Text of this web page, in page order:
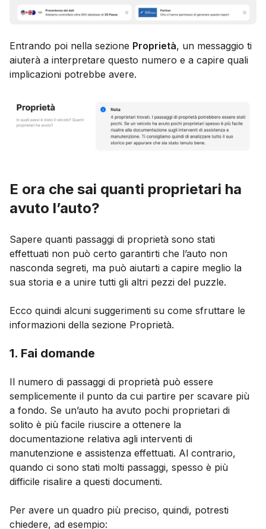
Entrando poi nella sezione Proprietà, un messaggio ti
aiuterà a interpretare questo numero e a capire quali
implicazioni potrebbe avere.
E ora che sai quanti proprietari ha
avuto l’auto?
Sapere quanti passaggi di proprietà sono stati
effettuati non può certo garantirti che l’auto non
nasconda segreti, ma può aiutarti a capire meglio la
sua storia e a unire tutti gli altri pezzi del puzzle.
Ecco quindi alcuni suggerimenti su come sfruttare le
informazioni della sezione Proprietà.
1. Fai domande
Il numero di passaggi di proprietà può essere
semplicemente il punto da cui partire per scavare più
a fondo. Se un’auto ha avuto pochi proprietari di
solito è più facile riuscire a ottenere la
documentazione relativa agli interventi di
manutenzione e assistenza effettuati. Al contrario,
quando ci sono stati molti passaggi, spesso è più
difficile risalire a questi documenti.
Per avere un quadro più preciso, quindi, potresti
chiedere, ad esempio: